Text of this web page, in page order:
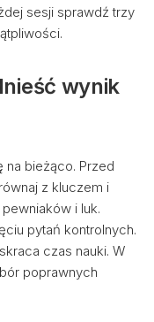
sesji sprawdź trzy
wynik
na bieżąco. Przed
z kluczem i
i luk.
pytań kontrolnych.
czas nauki. W
poprawnych